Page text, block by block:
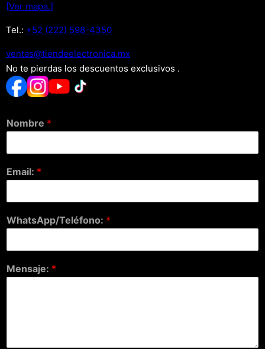
[Ver mapa.]
Tel.: +52 (222) 598-4350
xm.acinortceleedneit@satnev
No te pierdas los descuentos exclusivos .
Nombre *
Email: *
WhatsApp/Teléfono: *
Mensaje: *